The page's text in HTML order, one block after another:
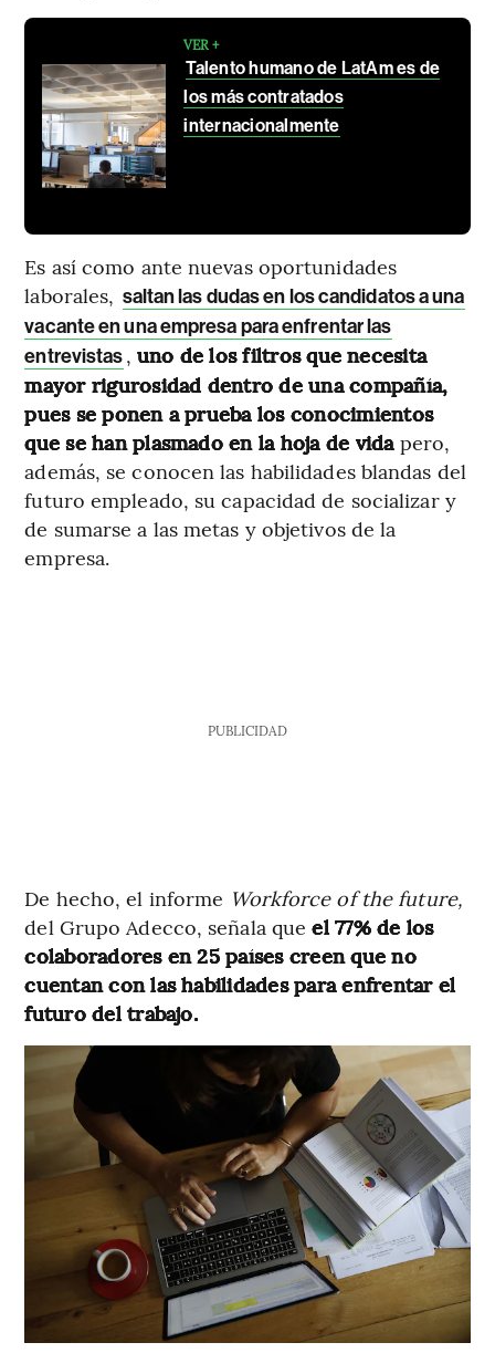
VER +
Talento humano de LatAm es de
los más contratados
internacionalmente
Es así como ante nuevas oportunidades
laborales, saltan las dudas en los candidatos a una
vacante en una empresa para enfrentar las
entrevistas, uno de los filtros que necesita
mayor rigurosidad dentro de una compañía,
pues se ponen a prueba los conocimientos
que se han plasmado en la hoja de vida pero,
además, se conocen las habilidades blandas del
futuro empleado, su capacidad de socializar y
de sumarse a las metas y objetivos de la
empresa.
PUBLICIDAD
De hecho, el informe Workforce of the future,
del Grupo Adecco, señala que el 77% de los
colaboradores en 25 países creen que no
cuentan con las habilidades para enfrentar el
futuro del trabajo.